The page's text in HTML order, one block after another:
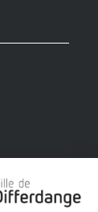
Store